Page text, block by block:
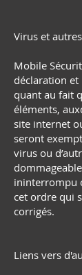
Virus et
Mobile
déclaration et
quant au fait
éléments,
site internet
seront
virus ou
ininterrompu
cet ordre qui
corrigés.
Liens vers